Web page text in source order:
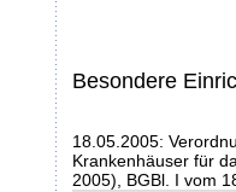
Besondere
18.05.2005:
Krankenhäuser für
2005), BGBl. I vom